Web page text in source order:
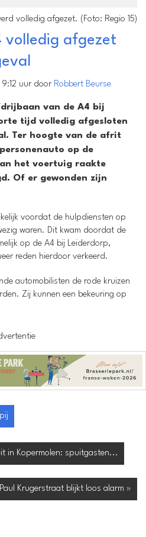
volledig afgezet. (Foto: Regio 15)
volledig afgezet
uur door Robbert Beurse
van de A4 bij
tijd volledig afgesloten
Ter hoogte van de afrit
op de
het voertuig raakte
Of er gewonden zijn
voordat de hulpdiensten op
waren. Dit kwam doordat de
op de A4 bij Leiderdorp,
reden hierdoor verkeerd.
automobilisten de rode kruizen
Zij kunnen een bekeuring op
in Kopermolen: spuitgasten...
Krugerstraat blijkt loos alarm »